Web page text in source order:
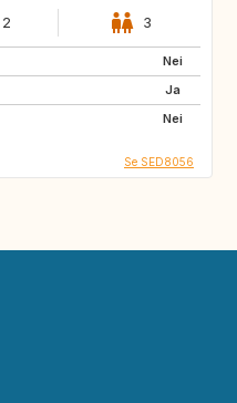
2 3
Nei
Ja
Nei
Se SED8056